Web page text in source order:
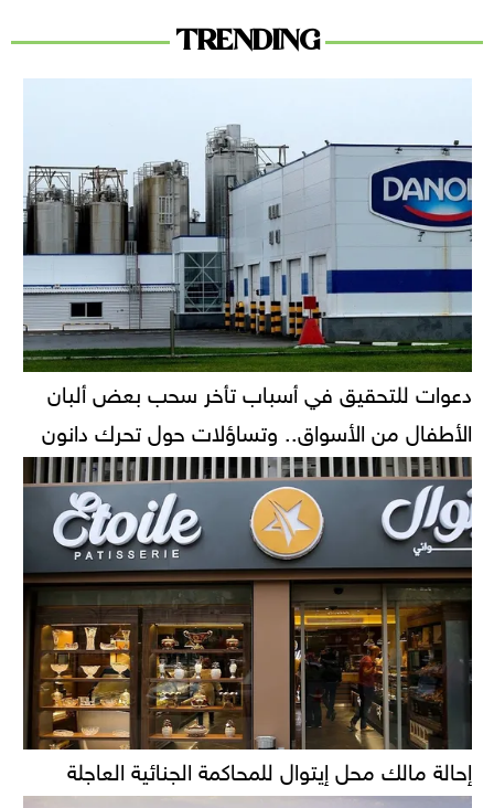
TRENDING
دعوات للتحقيق في أسباب تأخر سحب بعض ألبان
الأطفال من الأسواق.. وتساؤلات حول تحرك دانون
إحالة مالك محل إيتوال للمحاكمة الجنائية العاجلة